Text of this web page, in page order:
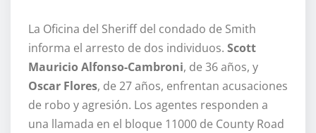
La Oficina del Sheriff del condado de Smith
informa el arresto de dos individuos. Scott
Mauricio Alfonso-Cambroni, de 36 años, y
Oscar Flores, de 27 años, enfrentan acusaciones
de robo y agresión. Los agentes responden a
una llamada en el bloque 11000 de County Road